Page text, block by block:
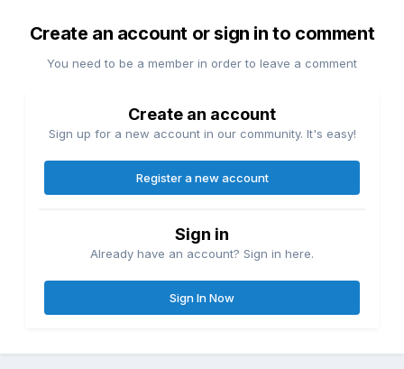
Create an account or sign in to comment
You need to be a member in order to leave a comment
Create an account
Sign up for a new account in our community. It's easy!
Register a new account
Sign in
Already have an account? Sign in here.
Sign In Now